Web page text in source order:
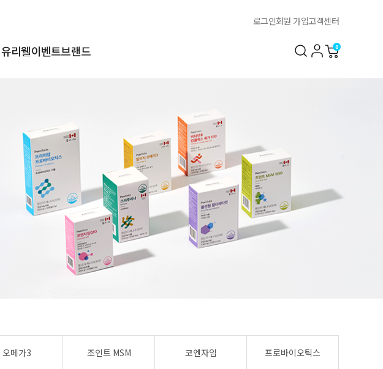
로그인회원 가입고객센터
유리웰이벤트브랜드 0
오메가3 조인트 MSM 코엔자임 프로바이오틱스